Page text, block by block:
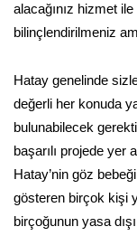
alacağınız hizmet
bilinçlendirilmeniz
Hatay genelinde
değerli her konuda
bulunabilecek
başarılı projede yer
Hatay’nin göz
gösteren birçok kişi
birçoğunun yasa